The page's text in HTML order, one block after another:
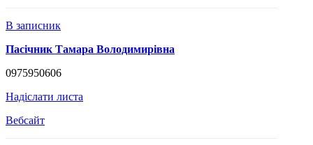
В записник
Пасічник Тамара Володимирівна
0975950606
Надіслати листа
Вебсайт